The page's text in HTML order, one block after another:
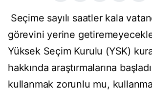
Seçime sayılı saatler kala
görevini yerine
Yüksek Seçim Kurulu (YSK)
hakkında araştırmalarına
kullanmak zorunlu mu,